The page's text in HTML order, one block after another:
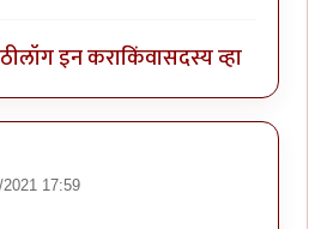
लॉग इन कराकिंवासदस्य व्हा
2021 17:59